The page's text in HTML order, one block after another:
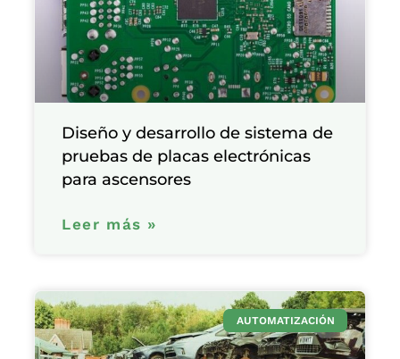
Diseño y desarrollo de sistema de
pruebas de placas electrónicas
para ascensores
Leer más »
AUTOMATIZACIÓN